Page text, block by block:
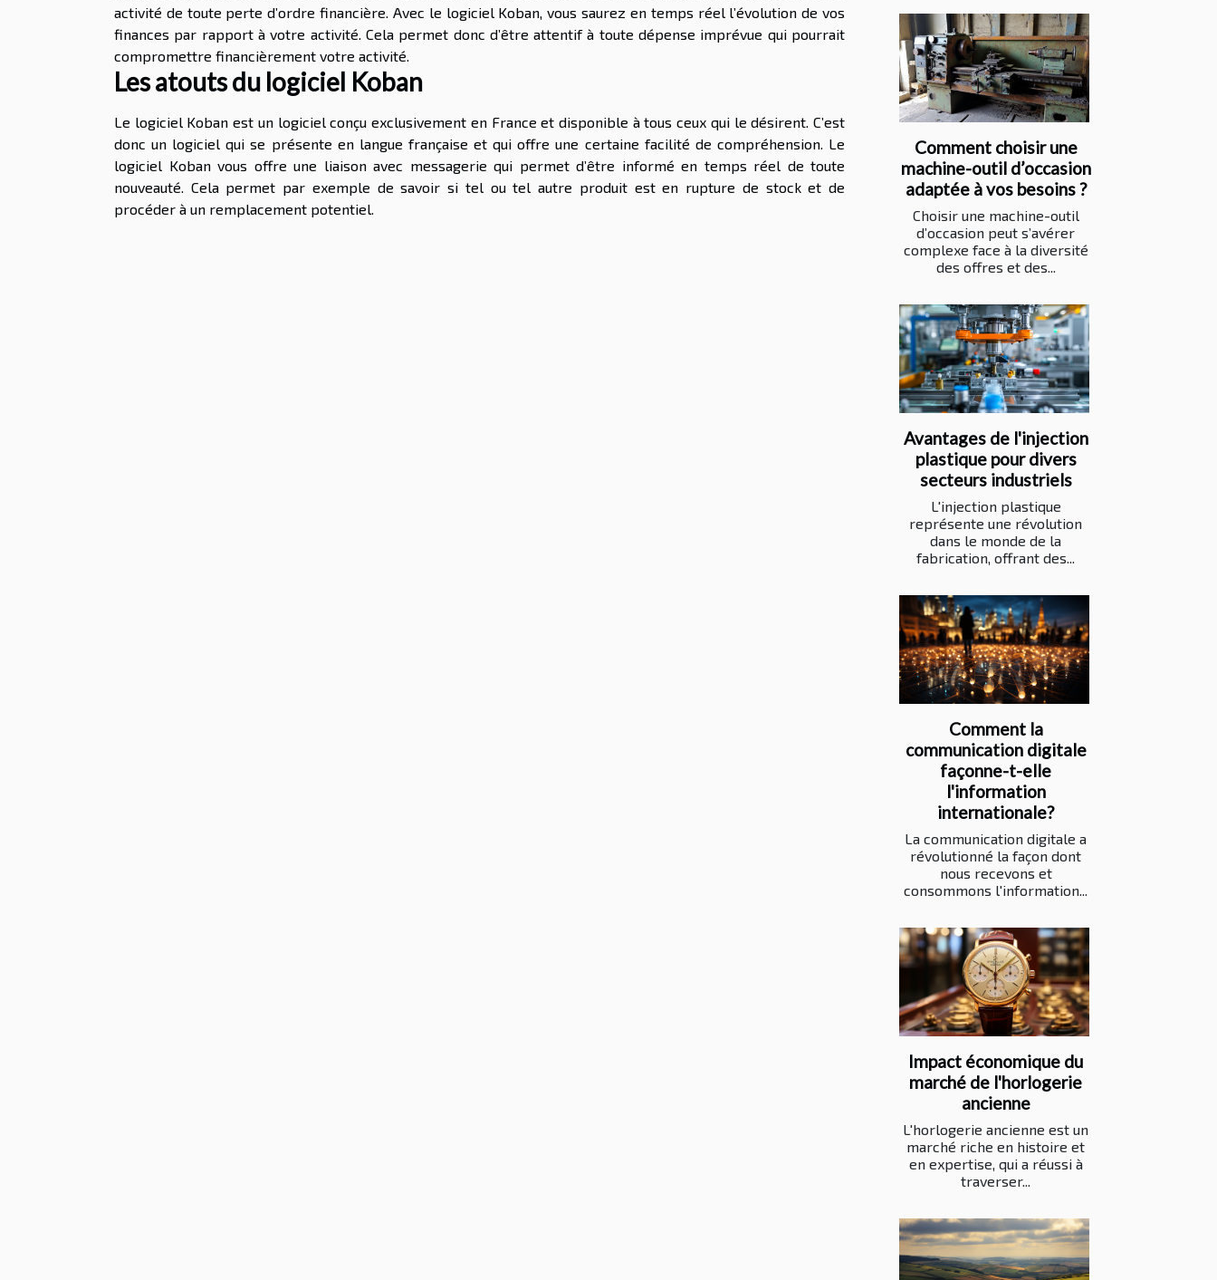
activité de toute perte d’ordre financière. Avec le logiciel Koban, vous saurez en temps réel l’évolution de vos
finances par rapport à votre activité. Cela permet donc d’être attentif à toute dépense imprévue qui pourrait
compromettre financièrement votre activité.
Les atouts du logiciel Koban
Le logiciel Koban est un logiciel conçu exclusivement en France et disponible à tous ceux qui le désirent. C’est
donc un logiciel qui se présente en langue française et qui offre une certaine facilité de compréhension. Le
logiciel Koban vous offre une liaison avec messagerie qui permet d’être informé en temps réel de toute
nouveauté. Cela permet par exemple de savoir si tel ou tel autre produit est en rupture de stock et de
procéder à un remplacement potentiel.
Comment choisir une
machine-outil d’occasion
adaptée à vos besoins ?
Choisir une machine-outil
d’occasion peut s’avérer
complexe face à la diversité
des offres et des...
Avantages de l'injection
plastique pour divers
secteurs industriels
L'injection plastique
représente une révolution
dans le monde de la
fabrication, offrant des...
Comment la
communication digitale
façonne-t-elle
l'information
internationale?
La communication digitale a
révolutionné la façon dont
nous recevons et
consommons l'information...
Impact économique du
marché de l'horlogerie
ancienne
L'horlogerie ancienne est un
marché riche en histoire et
en expertise, qui a réussi à
traverser...